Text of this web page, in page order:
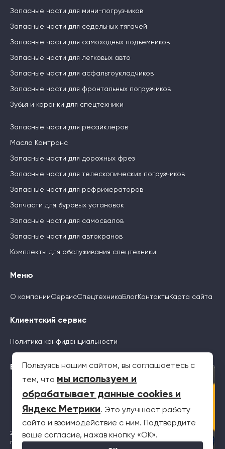
Запасные части для мини-погрузчиков
Запасные части для седельных тягачей
Запасные части для самоходных подъемников
Запасные части для легковых авто
Запасные части для асфальтоукладчиков
Запасные части для фронтальных погрузчиков
Зубья и коронки для спецтехники
Запасные части для ресайклеров
Масла Комтранс
Запасные части для дорожных фрез
Запасные части для телескопических погрузчиков
Запасные части для рефрижераторов
Запчасти для буровых установок
Запасные части для самосвалов
Запасные части для автокранов
Комплекты для обслуживания спецтехники
Меню
О компанииСервисСпецтехника БлогКонтакты Карта сайта
Клиентский сервис
Политика конфиденциальности
Будьте с нами
2026 © Все права защищены. Информация на сайте не является
публичной офертой
Пользуясь нашим сайтом, вы соглашаетесь с
тем, что мы используем и
обрабатывает данные cookies и
Яндекс Метрики. Это улучшает работу
сайта и взаимодействие с ним. Подтвердите
ваше согласие, нажав кнопку «OK».